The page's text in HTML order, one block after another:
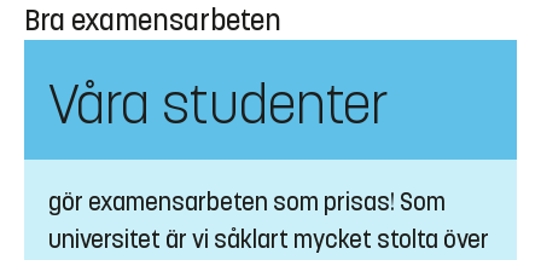
Bra examensarbeten
Våra studenter
gör examensarbeten som prisas! Som
universitet är vi såklart mycket stolta över